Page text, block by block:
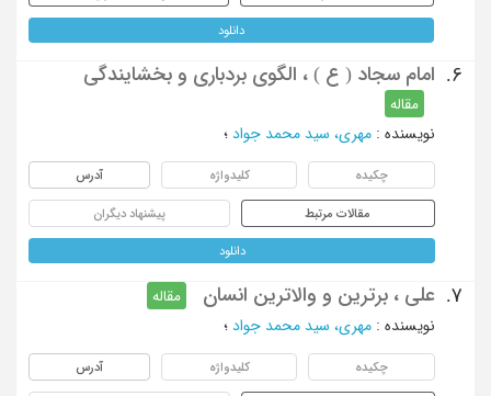
دانلود
6. امام سجاد ( ع ) ، الگوی بردباری و بخشایندگی
مقاله
نویسنده : مهری، سید محمد جواد ؛
چکیده کلیدواژه آدرس
مقالات مرتبط پیشنهاد دیگران
دانلود
7. علی ، برترین و والاترین انسان
مقاله
نویسنده : مهری، سید محمد جواد ؛
چکیده کلیدواژه آدرس